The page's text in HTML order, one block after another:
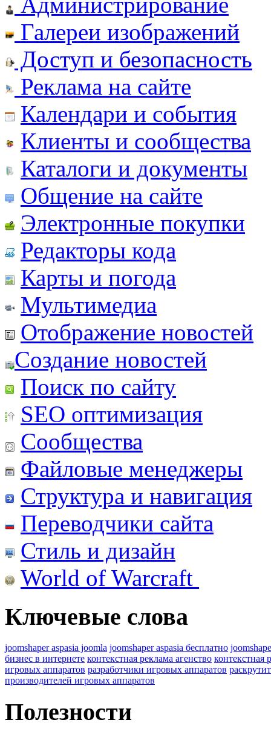
Галереи изображений
Доступ и безопасность
Реклама на сайте
Календари и события
Клиенты и сообщества
Каталоги и документы
Общение на сайте
Электронные покупки
Редакторы кода
Карты и погода
Мультимедиа
Отображение новостей
Создание новостей
Поиск по сайту
SEO оптимизация
Сообщества
Файловые менеджеры
Структура и навигация
Переводчики сайта
Стиль и дизайн
World of Warcraft
Ключевые слова
joomshaper aspasia joomla joomshaper aspasia бесплатно
бизнес в интернете контекстная реклама агенство контекстная
игровых аппаратов разработчики игровых аппаратов
производителей игровых аппаратов
Полезности